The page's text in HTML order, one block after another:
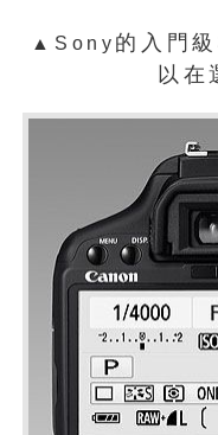
▲Sony 的入門
以在